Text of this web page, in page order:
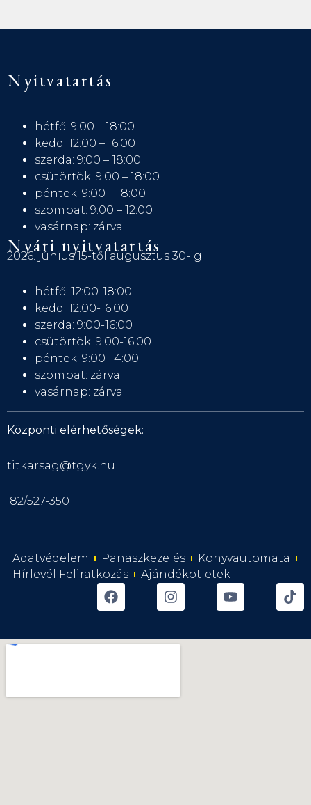
Nyitvatartás
hétfő: 9:00 – 18:00
kedd: 12:00 – 16:00
szerda: 9:00 – 18:00
csütörtök: 9:00 – 18:00
péntek: 9:00 – 18:00
szombat: 9:00 – 12:00
vasárnap: zárva
Nyári nyitvatartás
2026. június 15-től augusztus 30-ig:
hétfő: 12:00-18:00
kedd: 12:00-16:00
szerda: 9:00-16:00
csütörtök: 9:00-16:00
péntek: 9:00-14:00
szombat: zárva
vasárnap: zárva
Központi elérhetőségek:
titkarsag@tgyk.hu
82/527-350
Adatvédelem Panaszkezelés
Könyvautomata
Hírlevél Feliratkozás
Ajándékötletek